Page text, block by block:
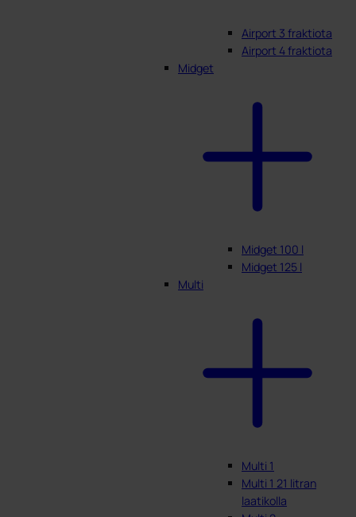
Airport 3 fraktiota
Airport 4 fraktiota
Midget
Midget 100 l
Midget 125 l
Multi
Multi 1
Multi 1 21 litran
laatikolla